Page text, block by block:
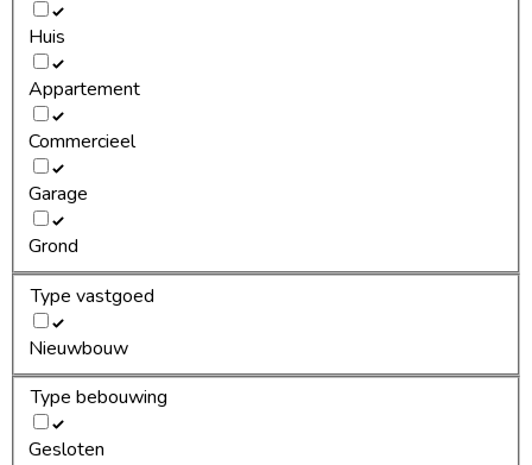
Huis
Appartement
Commercieel
Garage
Grond
Type vastgoed
Nieuwbouw
Type bebouwing
Gesloten